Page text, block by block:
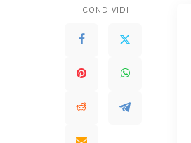
CONDIVIDI